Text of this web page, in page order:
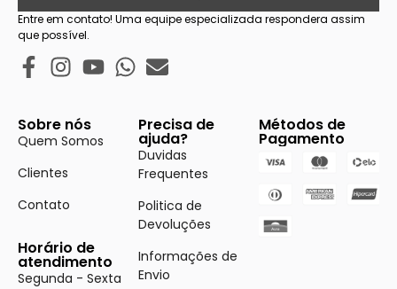
Entre em contato! Uma equipe especializada respondera assim
que possível.
Sobre nós
Quem Somos
Clientes
Contato
Horário de
atendimento
Segunda - Sexta
Precisa de
ajuda?
Duvidas
Frequentes
Politica de
Devoluções
Informações de
Envio
Métodos de
Pagamento